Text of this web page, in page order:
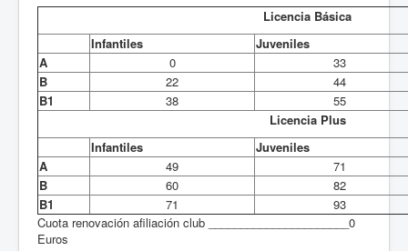
Licencia Básica
Infantiles
Juveniles
A
0
33
B
22
44
B1
38
55
Licencia Plus
Infantiles
Juveniles
A
49
71
B
60
82
B1
71
93
Cuota renovación afiliación club ______________________0
Euros